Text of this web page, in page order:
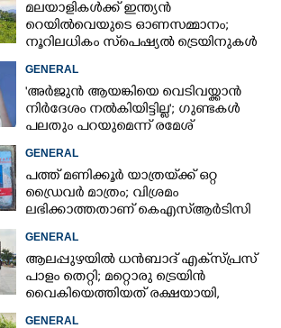
മലയാളികൾക്ക് ഇന്ത്യൻ
റെയിൽവെയുടെ ഓണസമ്മാനം;
നൂറിലധികം സ്‌പെഷ്യൽ ട്രെയിനുകൾ
കേരളത്തിലേക്ക്
GENERAL
'അർജുൻ ആയങ്കിയെ വെടിവയ്ക്കാൻ
നിർദേശം നൽകിയിട്ടില്ല'; ഗുണ്ടകൾ
പലതും പറയുമെന്ന് രമേശ്
ചെന്നിത്തല
GENERAL
പത്ത് മണിക്കൂർ യാത്രയ്‌ക്ക് ഒറ്റ
ഡ്രൈവർ മാത്രം; വിശ്രമം
ലഭിക്കാത്തതാണ് കെഎസ്‌ആർടിസി
അപകടത്തിന് കാരണമെന്ന്
വിമർശനം
GENERAL
ആലപ്പുഴയിൽ ധൻബാദ് എക്‌സ്പ്രസ്
പാളം തെറ്റി; മറ്റൊരു ട്രെയിൻ
വൈകിയെത്തിയത് രക്ഷയായി,
ഒഴിവായത് വൻ ദുരന്തം
GENERAL